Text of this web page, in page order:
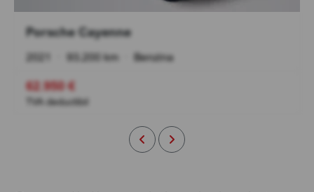
Porsche Cayenne
2021 93.200 km Benzina
62.950 €
TVA deductibil